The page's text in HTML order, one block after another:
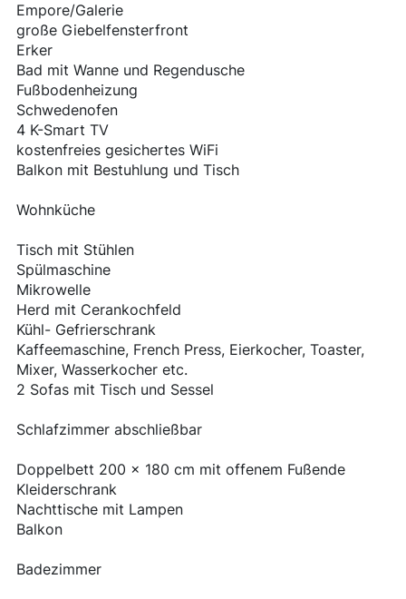
Empore/Galerie
große Giebelfensterfront
Erker
Bad mit Wanne und Regendusche
Fußbodenheizung
Schwedenofen
4 K-Smart TV
kostenfreies gesichertes WiFi
Balkon mit Bestuhlung und Tisch
Wohnküche
Tisch mit Stühlen
Spülmaschine
Mikrowelle
Herd mit Cerankochfeld
Kühl- Gefrierschrank
Kaffeemaschine, French Press, Eierkocher, Toaster,
Mixer, Wasserkocher etc.
2 Sofas mit Tisch und Sessel
Schlafzimmer abschließbar
Doppelbett 200 x 180 cm mit offenem Fußende
Kleiderschrank
Nachttische mit Lampen
Balkon
Badezimmer